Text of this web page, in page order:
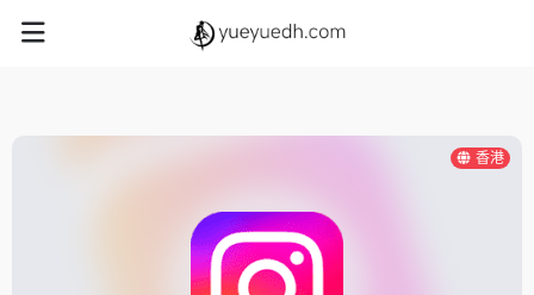
香港